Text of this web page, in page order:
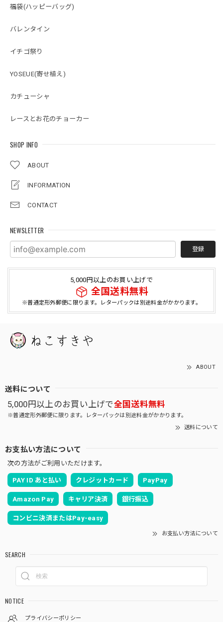
福袋(ハッピーバッグ)
バレンタイン
イチゴ祭り
YOSEUE(寄せ植え)
カチューシャ
レースとお花のチョーカー
SHOP INFO
ABOUT
INFORMATION
CONTACT
NEWSLETTER
登録
5,000円以上のお買い上げで
全国送料無料
※普通定形外郵便に限ります。レターパックは別途料金がかかります。
ABOUT
送料について
5,000円以上のお買い上げで全国送料無料
※普通定形外郵便に限ります。レターパックは別途料金がかかります。
送料について
お支払い方法について
次の方法がご利用いただけます。
PAY ID あと払い クレジットカード PayPay
Amazon Pay キャリア決済 銀行振込
コンビニ決済またはPay-easy
お支払い方法について
SEARCH
NOTICE
プライバシーポリシー